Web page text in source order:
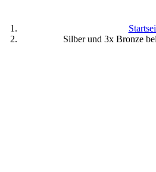
Silber und 3x Bronze